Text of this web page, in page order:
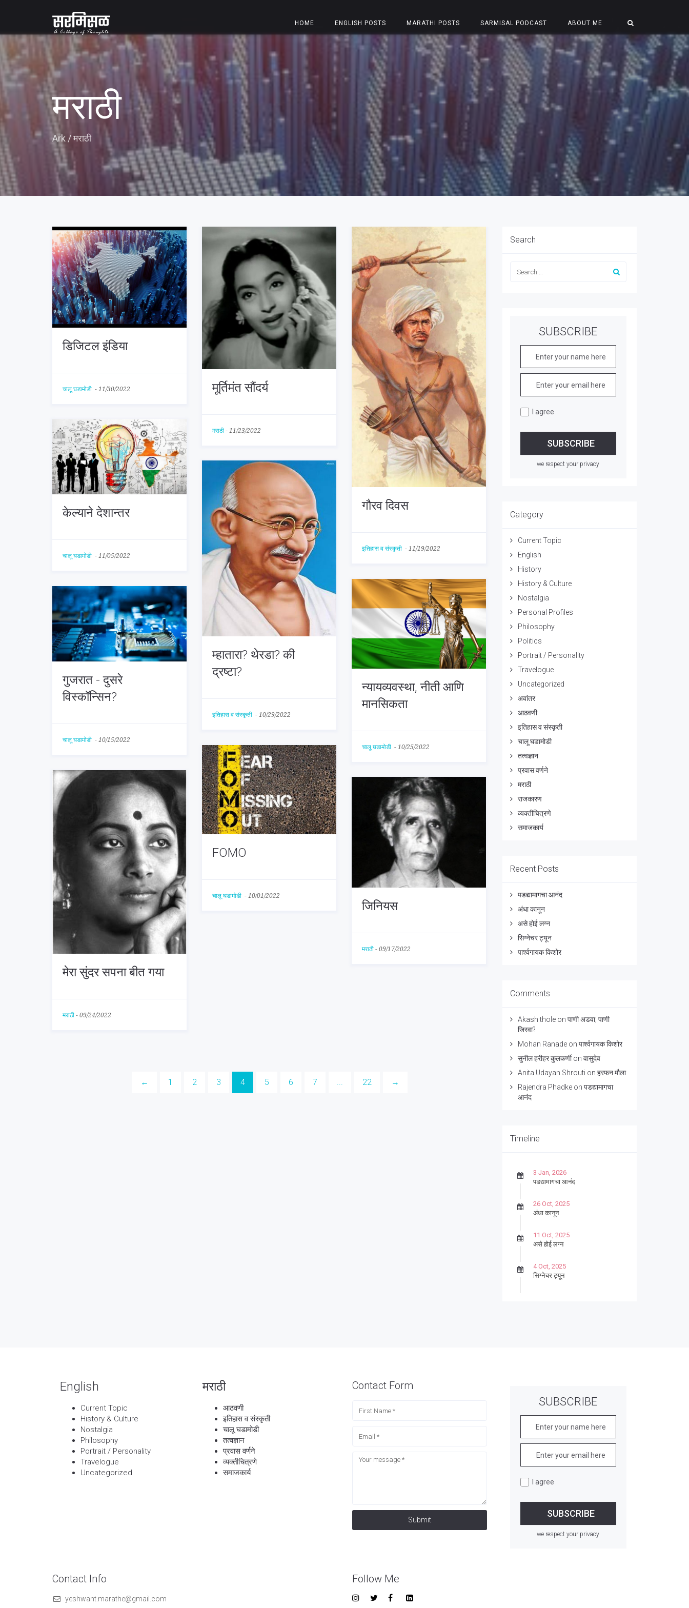
HOME ENGLISH POSTS MARATHI POSTS SARMISAL PODCAST ABOUT ME
मराठी
Ark /मराठी
डिजिटल इंडिया
चालू घडामोडी - 11/30/2022 मूर्तिमंत सौंदर्य
मराठी- 11/23/2022
गौरव दिवस
इतिहास व संस्कृती - 11/19/2022
केल्याने देशान्तर
चालू घडामोडी - 11/05/2022
म्हातारा? थेरडा? की
द्रष्टा?
इतिहास व संस्कृती - 10/29/2022
न्यायव्यवस्था, नीती आणि
मानसिकता
चालू घडामोडी - 10/25/2022
गुजरात - दुसरे
विस्कॉन्सिन?
चालू घडामोडी - 10/15/2022
FOMO
चालू घडामोडी - 10/01/2022
मेरा सुंदर सपना बीत गया
मराठी - 09/24/2022
जिनियस
मराठी- 09/17/2022
← 1 2 3 4 5 6 7 22 →
Search
SUBSCRIBE
I agree
we respect your privacy
Category
Current Topic
English
History
History & Culture
Nostalgia
Personal Profiles
Philosophy
Politics
Portrait / Personality
Travelogue
Uncategorized
अवांतर
आठवणी
इतिहास व संस्कृती
चालू घडामोडी
तत्वज्ञान
प्रवास वर्णने
मराठी
राजकारण
व्यक्तीचित्रणे
समाजकार्य
Recent Posts
पडद्यामागचा आनंद
अंधा कानून
असे होई लग्न
सिग्नेचर ट्यून
पार्श्वगायक किशोर
Comments
Akash tholeon पाणी अडवा; पाणी
जिरवा?
Mohan Ranadeon पार्श्वगायक किशोर
सुनील हरीहर कुलकर्णीon वासुदेव
Anita Udayan Shrouti on हरफन मौला
Rajendra Phadkeon पडद्यामागचा
आनंद
Timeline
3 Jan, 2026
पडद्यामागचा आनंद
26 Oct, 2025
अंधा कानून
11 Oct, 2025
असे होई लग्न
4 Oct, 2025
सिग्नेचर ट्यून
English
Current Topic
History & Culture
Nostalgia
Philosophy
Portrait / Personality
Travelogue
Uncategorized
मराठी
आठवणी
इतिहास व संस्कृती
चालू घडामोडी
तत्वज्ञान
प्रवास वर्णने
व्यक्तीचित्रणे
समाजकार्य
Contact Form
Submit
SUBSCRIBE
I agree
we respect your privacy
Contact Info
yeshwant.marathe@gmail.com
Follow Me